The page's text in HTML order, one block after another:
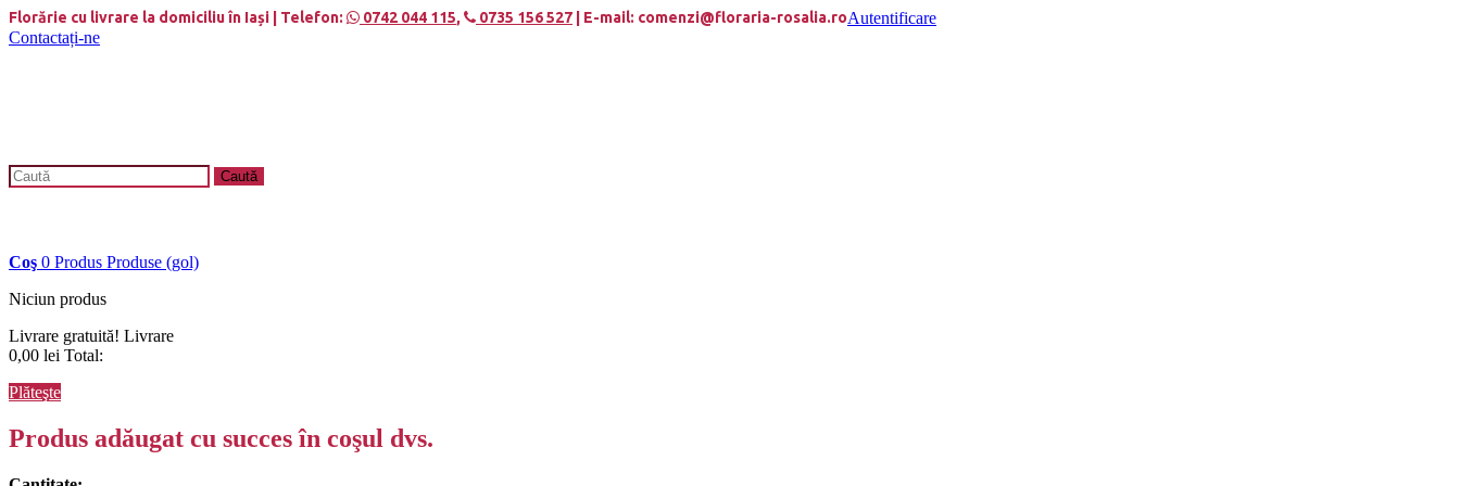
Florărie cu livrare la domiciliu în Iași | Telefon: 0742 044 115, 0735 156 527 | E-mail: comenzi@floraria-rosalia.roAutentificare
Contactați-ne
Caută
Coş 0 Produs Produse (gol)
Niciun produs
Livrare gratuită! Livrare
0,00 lei Total:
Plăteşte
Produs adăugat cu succes în coşul dvs.
Panoul de gestionare a panourilor cookie